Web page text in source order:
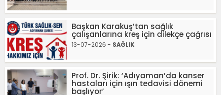
Başkan Karakuş’tan sağlık
çalışanlarına kreş için dilekçe çağrısı
13-07-2026 - SAĞLIK
Prof. Dr. Şirik: ‘Adıyaman’da kanser
hastaları için ışın tedavisi dönemi
başlıyor’